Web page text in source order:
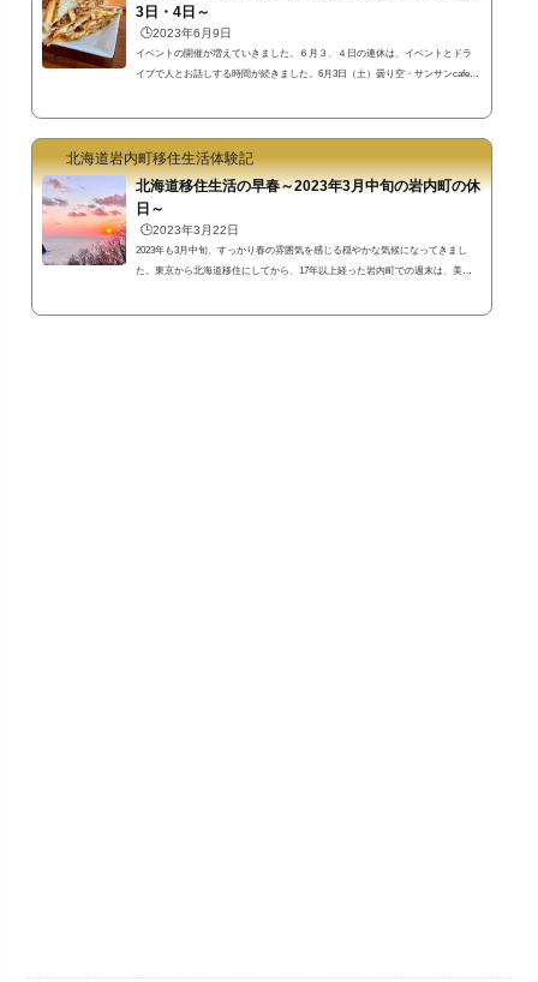
3日・4日～
🕒️2023年6月9日
イベントの開催が増えていきました。６月３、４日の連休は、イベントとドラ
イブで人とお話しする時間が続きました。6月3日（土）曇り空・サンサンcafe～
シーフードカレーと名乗っているカレーもありますが、サンサンcafeさんのシー
フードカレーはシーフード風味たっぷりです(^^)サンサンcafeさんのInstagram...
北海道岩内町移住生活体験記
北海道移住生活の早春～2023年3月中旬の岩内町の休
日～
🕒️2023年3月22日
2023年も3月中旬、すっかり春の雰囲気を感じる穏やかな気候になってきまし
た。東京から北海道移住にしてから、17年以上経った岩内町での週末は、美し